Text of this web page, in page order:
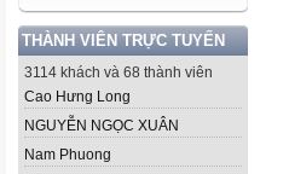
THÀNH VIÊN TRỰC TUYẾN
3114 khách và 68 thành viên
Cao Hưng Long
NGUYỄN NGỌC XUÂN
Nam Phuong